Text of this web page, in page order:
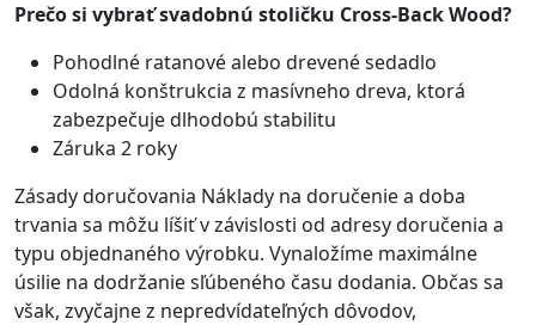
Prečo si vybrať svadobnú stoličku Cross-Back Wood?
Pohodlné ratanové alebo drevené sedadlo
Odolná konštrukcia z masívneho dreva, ktorá
zabezpečuje dlhodobú stabilitu
Záruka 2 roky
Zásady doručovania Náklady na doručenie a doba
trvania sa môžu líšiť v závislosti od adresy doručenia a
typu objednaného výrobku. Vynaložíme maximálne
úsilie na dodržanie sľúbeného času dodania. Občas sa
však, zvyčajne z nepredvídateľných dôvodov,